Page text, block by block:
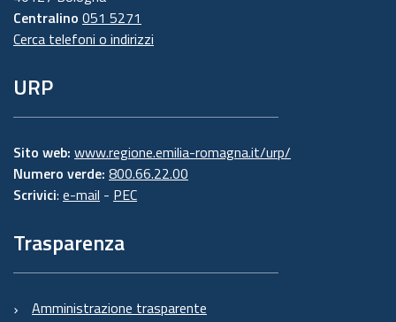
Centralino 051 5271
Cerca telefoni o indirizzi
URP
Sito web: www.regione.emilia-romagna.it/urp/
Numero verde: 800.66.22.00
Scrivici: e-mail - PEC
Trasparenza
Amministrazione trasparente